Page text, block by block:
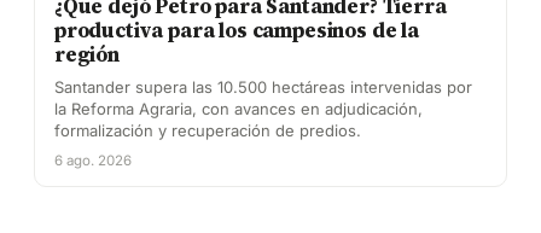
¿Que dejó Petro para Santander? Tierra
productiva para los campesinos de la
región
Santander supera las 10.500 hectáreas intervenidas por
la Reforma Agraria, con avances en adjudicación,
formalización y recuperación de predios.
6 ago. 2026